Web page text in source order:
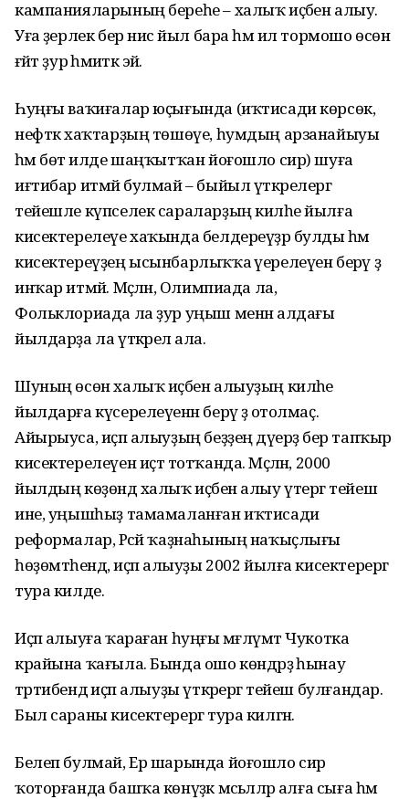
кампанияларының береһе – халыҡ иҫәбен алыу.
Уға әҙерлек бер нисә йыл бара һәм ил тормошо өсөн
ғәйәт ҙур әһәмиәткә эйә.
Һуңғы ваҡиғалар юҫығында (иҡтисади көрсөк,
нефткә хаҡтарҙың төшөүе, һумдың арзанайыуы
һәм бөтә илде шаңҡытҡан йоғошло сир) шуға
иғтибар итмәй булмай – быйыл үткәрелергә
тейешле күпселек сараларҙың киләһе йылға
кисектерелеүе хаҡында белдереүҙәр булды һәм
кисектереүҙең ысынбарлыҡҡа әүерелеүен берәү ҙә
инҡар итмәй. Мәҫәлән, Олимпиада ла,
Фольклориада ла ҙур уңыш менән алдағы
йылдарҙа ла үткәрелә ала.
Шуның өсөн халыҡ иҫәбен алыуҙың киләһе
йылдарға күсерелеүенән берәү ҙә отолмаҫ.
Айырыуса, иҫәп алыуҙың беҙҙең дәүерҙә бер тапҡыр
кисектерелеүен иҫтә тотҡанда. Мәҫәлән, 2000
йылдың көҙөндә халыҡ иҫәбен алыу үтергә тейеш
ине, уңышһыҙ тамамаланған иҡтисади
реформалар, Рәсәй ҡаҙнаһының наҡыҫлығы
һөҙөмтәһендә, иҫәп алыуҙы 2002 йылға кисектерергә
тура килде.
Иҫәп алыуға ҡараған һуңғы мәғлүмәт Чукотка
крайына ҡағыла. Бында ошо көндәрҙә һынау
тәртибендә иҫәп алыуҙы үткәрергә тейеш булғандар.
Был сараны кисектерергә тура килгән.
Белеп булмай, Ер шарында йоғошло сир
ҡоторғанда башҡа көнүҙәк мәсьәләләр алға сыға һәм